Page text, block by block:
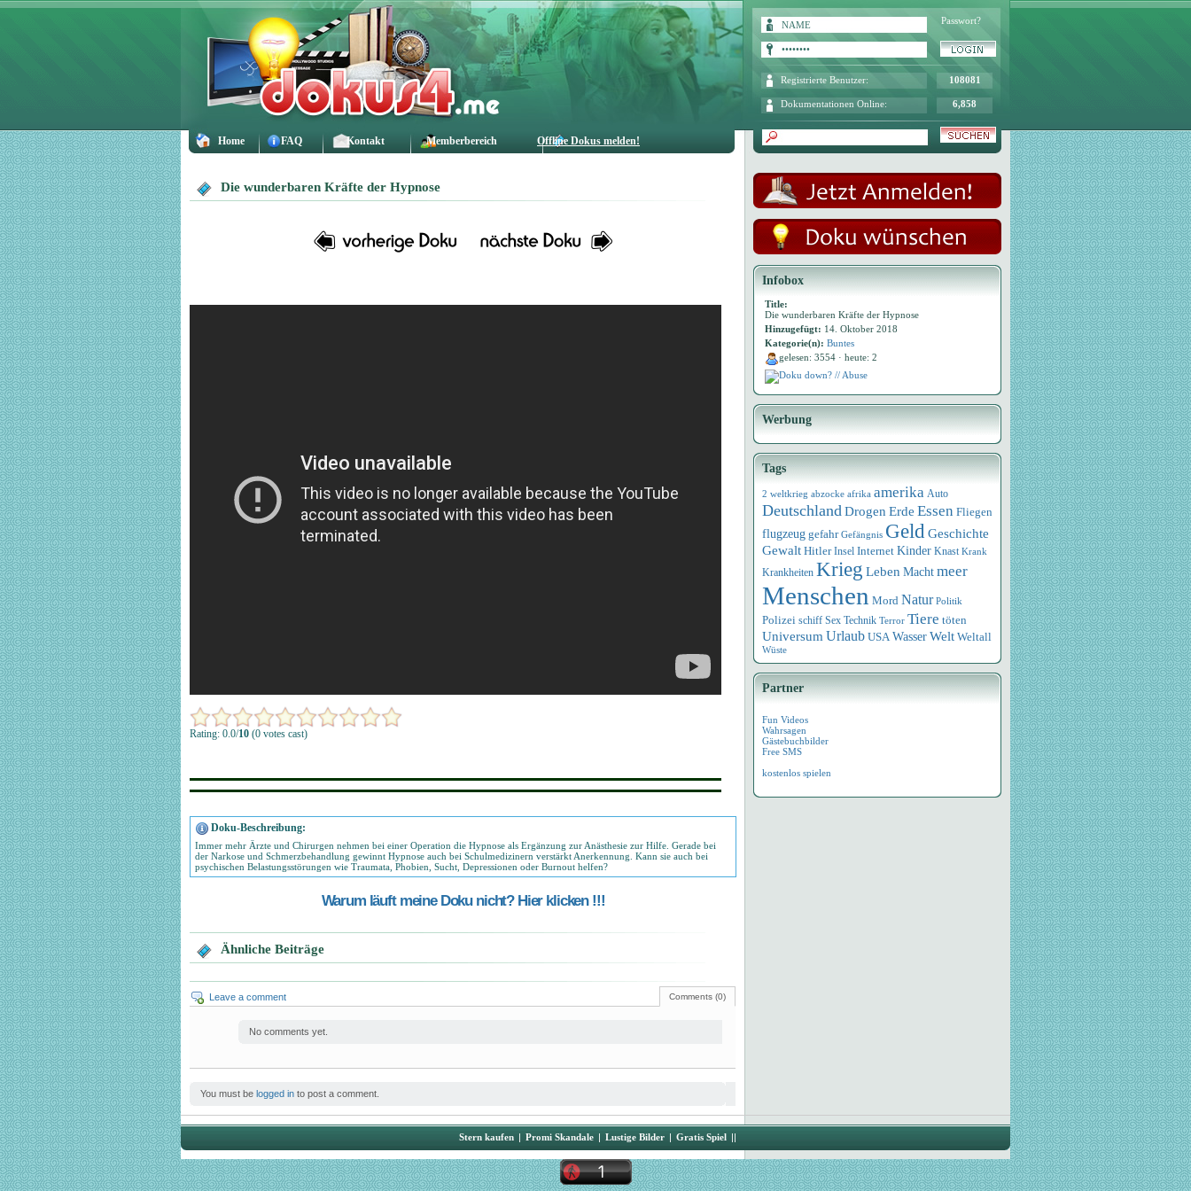
Home FAQ Kontakt Memberbereich Offline Dokus melden!
Passwort?
Registrierte Benutzer: 108081
Dokumentationen Online: 6,858
Die wunderbaren Kräfte der Hypnose
Rating: 0.0/10 (0 votes cast)
Doku-Beschreibung:
Immer mehr Ärzte und Chirurgen nehmen bei einer Operation die Hypnose als Ergänzung zur Anästhesie zur Hilfe. Gerade bei
der Narkose und Schmerzbehandlung gewinnt Hypnose auch bei Schulmedizinern verstärkt Anerkennung. Kann sie auch bei
psychischen Belastungsstörungen wie Traumata, Phobien, Sucht, Depressionen oder Burnout helfen?
Warum läuft meine Doku nicht? Hier klicken !!!
Ähnliche Beiträge
Comments (0)
Leave a comment
No comments yet.
You must be logged in to post a comment.
Infobox
Title:
Die wunderbaren Kräfte der Hypnose
Hinzugefügt: 14. Oktober 2018
Kategorie(n): Buntes
gelesen: 3554 · heute: 2
Doku down? // Abuse
Werbung
Tags
2 weltkrieg abzocke afrika amerika Auto
DeutschlandDrogen Erde Essen Fliegen
flugzeug gefahr Gefängnis GeldGeschichte
Gewalt Hitler Insel Internet Kinder Knast Krank
Krankheiten Krieg Leben Macht meer
Menschen Mord Natur Politik
Polizei schiff Sex Technik Terror Tiere töten
Universum Urlaub USA WasserWelt Weltall
Wüste
Partner
Fun Videos
Wahrsagen
Gästebuchbilder
Free SMS
kostenlos spielen
Stern kaufen | Promi Skandale | Lustige Bilder | Gratis Spiel ||